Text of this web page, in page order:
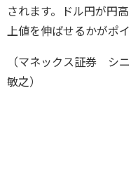
されます。ドル円が円
上値を伸ばせるかがポイ
（マネックス証券 シ
敏之）